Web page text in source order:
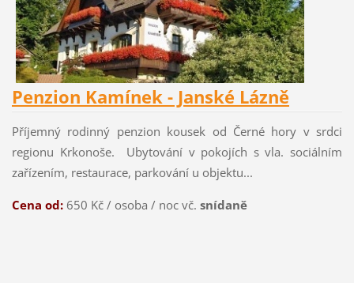
Penzion Kamínek - Janské Lázně
Příjemný rodinný penzion kousek od Černé hory v srdci
regionu Krkonoše. Ubytování v pokojích s vla. sociálním
zařízením, restaurace, parkování u objektu...
Cena od:650 Kč / osoba / noc vč. snídaně